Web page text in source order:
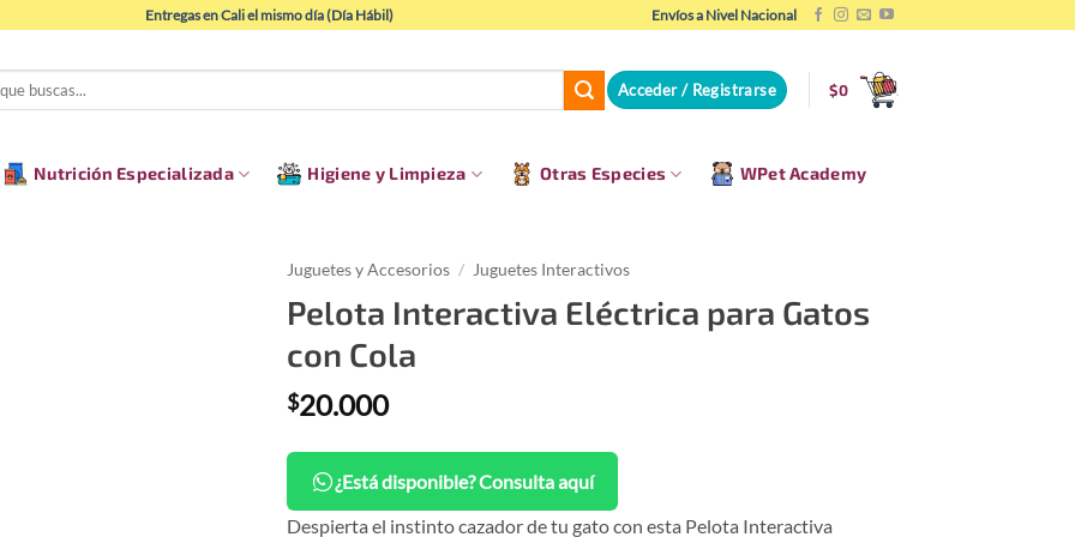
Entregas en Cali el mismo día (Día Hábil) Envíos a Nivel Nacional
Acceder / Registrarse $0
Nutrición Especializada Higiene y Limpieza Otras Especies WPet Academy
Juguetes y Accesorios / Juguetes Interactivos
Pelota Interactiva Eléctrica para Gatos
con Cola
$20.000
¿Está disponible? Consulta aquí
Despierta el instinto cazador de tu gato con esta Pelota Interactiva